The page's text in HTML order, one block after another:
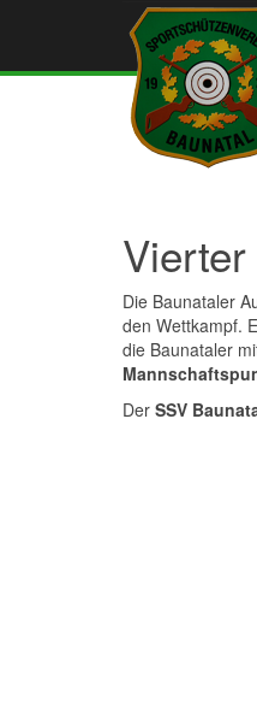
Die Baunataler
den Wettkampf.
die Baunataler
Der SSV